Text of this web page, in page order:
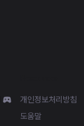
개인정보처리방침
도움말